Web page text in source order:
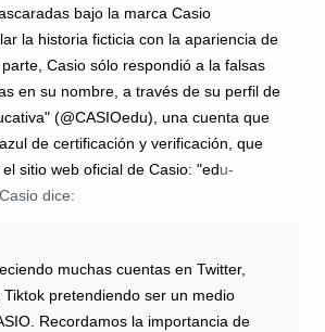
bajo la marca Casio
la historia ficticia con la apariencia de
Casio sólo respondió a la falsas
en su nombre, a través de su perfil de
(@CASIOedu), una cuenta que
de certificación y verificación, que
sitio web oficial de Casio: "edu-
dice:
muchas cuentas en Twitter,
Tiktok pretendiendo ser un medio
Recordamos la importancia de